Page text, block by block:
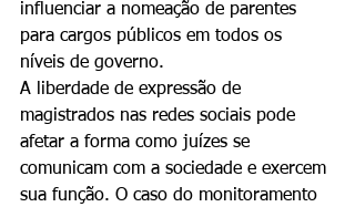
influenciar a nomeação de parentes
para cargos públicos em todos os
níveis de governo.
A liberdade de expressão de
magistrados nas redes sociais pode
afetar a forma como juízes se
comunicam com a sociedade e exercem
sua função. O caso do monitoramento